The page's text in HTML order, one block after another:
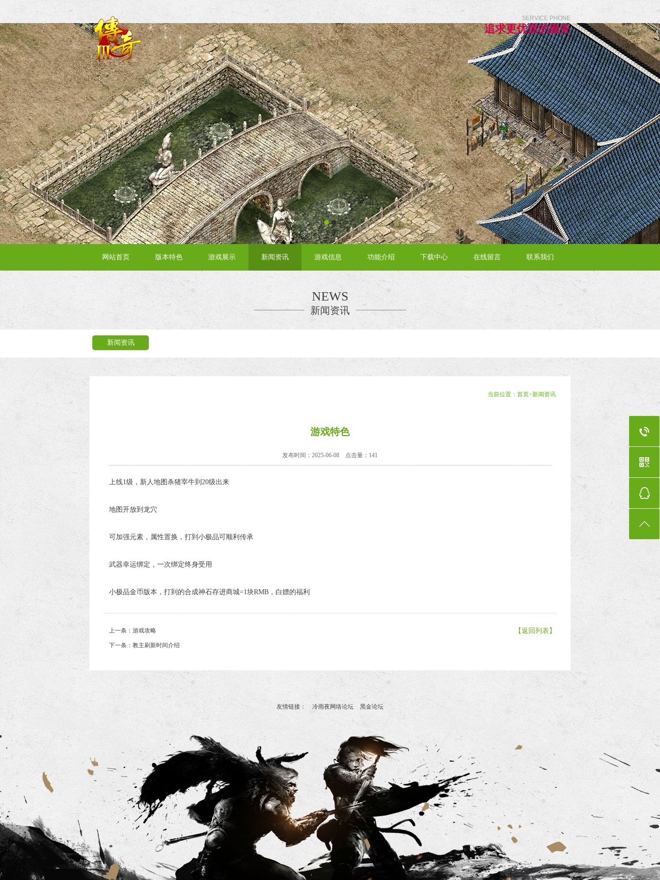
SERVICE PHONE
追求更优质的服务
网站首页 版本特色 游戏展示 新闻资讯 游戏信息 功能介绍 下载中心 在线留言 联系我们
NEWS
新闻资讯
新闻资讯
当前位置： 首页>新闻资讯
游戏特色
发布时间：2025-06-08 点击量： 141
上线1级，新人地图杀猪宰牛到20级出来
地图开放到龙穴
可加强元素，属性置换，打到小极品可顺利传承
武器幸运绑定，一次绑定终身受用
小极品金币版本，打到的合成神石存进商城=1块RMB，白嫖的福利
上一条：游戏攻略
下一条：教主刷新时间介绍
【返回列表】
友情链接： 冷雨夜网络论坛 黑金论坛